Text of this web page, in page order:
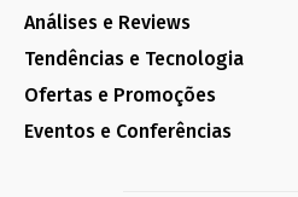
Análises e Reviews
Tendências e Tecnologia
Ofertas e Promoções
Eventos e Conferências